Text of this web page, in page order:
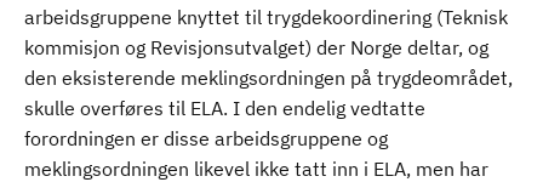
arbeidsgruppene knyttet til trygdekoordinering (Teknisk
kommisjon og Revisjonsutvalget) der Norge deltar, og
den eksisterende meklingsordningen på trygdeområdet,
skulle overføres til ELA. I den endelig vedtatte
forordningen er disse arbeidsgruppene og
meklingsordningen likevel ikke tatt inn i ELA, men har